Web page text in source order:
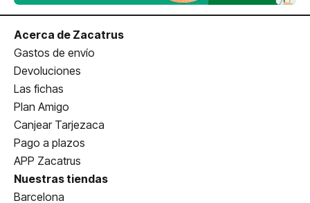
Acerca de Zacatrus
Gastos de envío
Devoluciones
Las fichas
Plan Amigo
Canjear Tarjezaca
Pago a plazos
APP Zacatrus
Nuestras tiendas
Barcelona